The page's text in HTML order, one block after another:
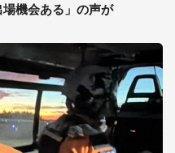
機会ある」の声が